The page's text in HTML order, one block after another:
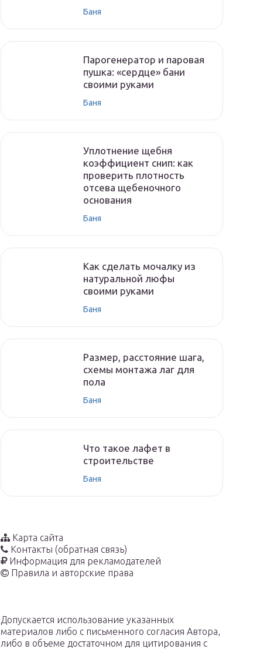
Баня
Парогенератор и паровая
пушка: «сердце» бани
своими руками
Баня
Уплотнение щебня
коэффициент снип: как
проверить плотность
отсева щебеночного
основания
Баня
Как сделать мочалку из
натуральной люфы
своими руками
Баня
Размер, расстояние шага,
схемы монтажа лаг для
пола
Баня
Что такое лафет в
строительстве
Баня
Карта сайта
Контакты (обратная связь)
Информация для рекламодателей
Правила и авторские права
Допускается использование указанных
материалов либо с письменного согласия Автора,
либо в объеме достаточном для цитирования с